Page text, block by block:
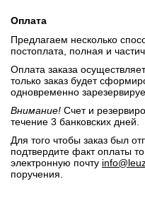
Оплата
Предлагаем несколько
постоплата, полная и
Оплата заказа
только заказ будет
одновременно
Внимание! Счет и
течение 3 банковских дней.
Для того чтобы заказ был
подтвердите факт оплаты
электронную почту
поручения.